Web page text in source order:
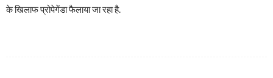
के खिलाफ प्रोपेगेंडा फैलाया जा रहा है.